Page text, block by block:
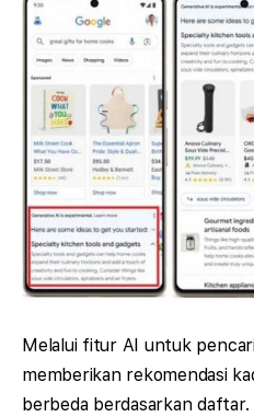
Melalui fitur AI untuk
memberikan rekomendasi
berbeda berdasarkan daftar.